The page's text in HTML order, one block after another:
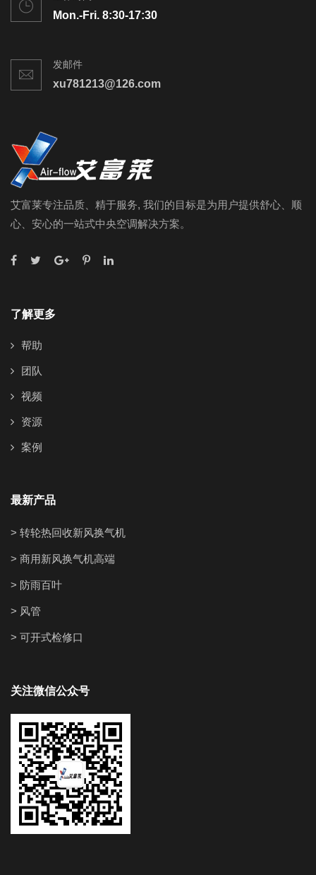
Mon.-Fri. 8:30-17:30
发邮件
xu781213@126.com
艾富莱专注品质、精于服务, 我们的目标是为用户提供舒心、顺
心、安心的一站式中央空调解决方案。
了解更多
帮助
团队
视频
资源
案例
最新产品
> 转轮热回收新风换气机
> 商用新风换气机高端
> 防雨百叶
> 风管
> 可开式检修口
关注微信公众号